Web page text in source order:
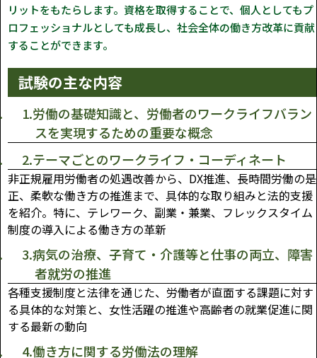
リットをもたらします。資格を取得することで、個人としてもプ
ロフェッショナルとしても成長し、社会全体の働き方改革に貢献
することができます。
試験の主な内容
1.労働の基礎知識と、労働者のワークライフバラン
スを実現するための重要な概念
2.テーマごとのワークライフ・コーディネート
非正規雇用労働者の処遇改善から、DX推進、長時間労働の是
正、柔軟な働き方の推進まで、具体的な取り組みと法的支援
を紹介。特に、テレワーク、副業・兼業、フレックスタイム
制度の導入による働き方の革新
3.病気の治療、子育て・介護等と仕事の両立、障害
者就労の推進
各種支援制度と法律を通じた、労働者が直面する課題に対す
る具体的な対策と、女性活躍の推進や高齢者の就業促進に関
する最新の動向
4.働き方に関する労働法の理解